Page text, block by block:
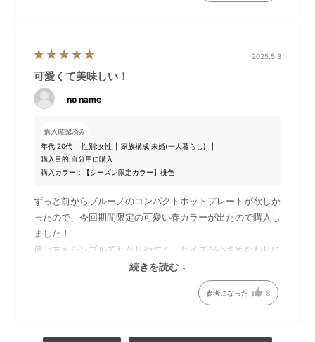
各容量およそ800mlで、それ
ぞれの鍋をしっかり堪能でき
る仕切り鍋。
●「コンパクトホットプレート」「セラミックコート仕切り
鍋」の詳細は、下記よりご覧いただけます。
コンパクトホットプレート用 セ
ラミックコート仕切り鍋
2025.5.3
可愛くて美味しい！
no name
購入確認済み
年代:20代 性別:女性 家族構成:未婚(一人暮らし)
購入目的:自分用に購入
購入カラー：【シーズン限定カラー】桃色
ずっと前からブルーノのコンパクトホットプレートが欲しか
ったので、今回期間限定の可愛い春カラーが出たので購入し
ました！
使い方もシンプルでわかりやすく、サイズが小さめなわりに
たくさんたこ焼きが焼けるので、友だちとタコパするのにぴ
続きを読む
参考になった 8